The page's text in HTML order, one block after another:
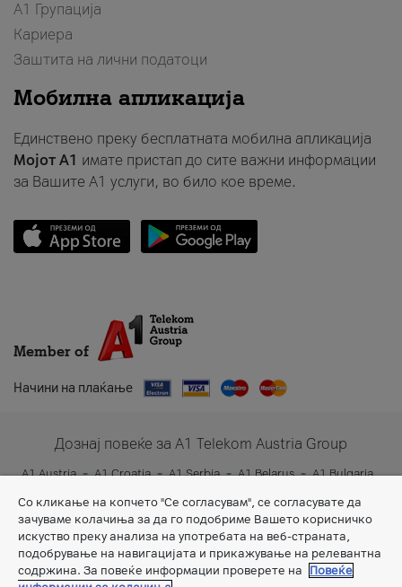
А1 Групација
Кариера
Заштита на лични податоци
Мобилна апликација
Единствено преку бесплатната мобилна апликација
Мојот A1 имате пристап до сите важни информации
за Вашите A1 услуги, во било кое време.
Member of
Начини на плаќање
Дознај повеќе за A1 Telekom Austria Group
A1 Austria A1 Croatia A1 Serbia A1 Belarus
A1 Bulgaria
Со кликање на копчето "Се согласувам", се согласувате да
зачуваме колачиња за да го подобриме Вашето корисничко
искуство преку анализа на употребата на веб-страната,
подобрување на навигацијата и прикажување на релевантна
содржина. За повеќе информации проверете на
Повеќе